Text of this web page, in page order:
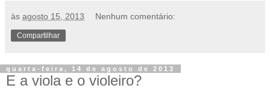
às agosto 15, 2013 Nenhum comentário:
Compartilhar
quarta-feira, 14 de agosto de 2013
E a viola e o violeiro?